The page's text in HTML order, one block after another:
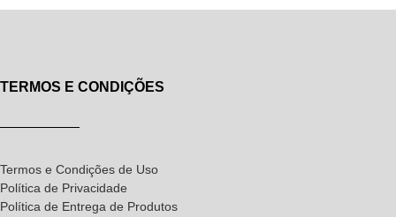
TERMOS E CONDIÇÕES
Termos e Condições de Uso
Política de Privacidade
Política de Entrega de Produtos